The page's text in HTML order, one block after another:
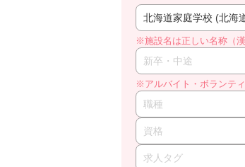
北海道家庭学校 (北海
※施設名は正しい名称（
新卒・中途
※アルバイト・ボランテ
職種
資格
求人タグ